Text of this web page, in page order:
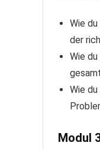
Wie
der
Wie
Wie
Modul